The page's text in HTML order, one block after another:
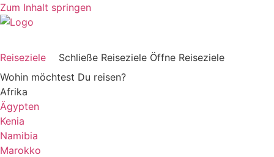
Zum Inhalt springen
Reiseziele Schließe Reiseziele Öffne Reiseziele
Wohin möchtest Du reisen?
Afrika
Ägypten
Kenia
Namibia
Marokko